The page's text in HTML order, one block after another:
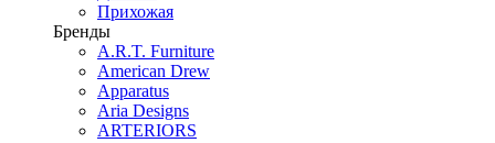
Прихожая
Бренды
A.R.T. Furniture
American Drew
Apparatus
Aria Designs
ARTERIORS